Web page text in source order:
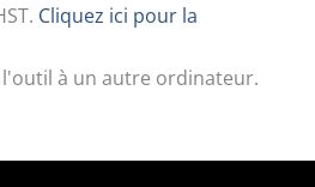
Cliquez ici pour la
l'outil à un autre ordinateur.